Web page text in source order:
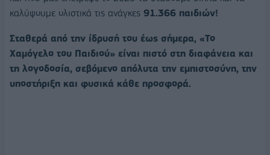
καλύψουμε ολιστικά τις ανάγκες 91.366 παιδιών!
Σταθερά από την ίδρυσή του έως σήμερα, «Το
Χαμόγελο του Παιδιού» είναι πιστό στη διαφάνεια και
τη λογοδοσία, σεβόμενο απόλυτα την εμπιστοσύνη, την
υποστήριξη και φυσικά κάθε προσφορά.